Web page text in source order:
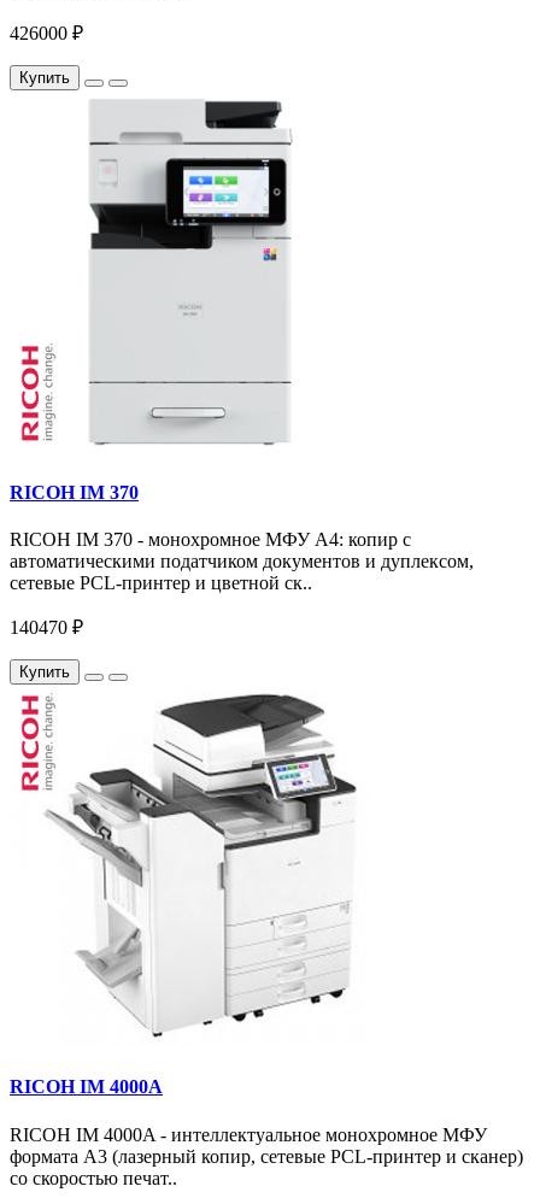
426000 ₽
Купить
RICOH IM 370
RICOH IM 370 - монохромное МФУ A4: копир с
автоматическими податчиком документов и дуплексом,
сетевые PCL-принтер и цветной ск..
140470 ₽
Купить
RICOH IM 4000A
RICOH IM 4000A - интеллектуальное монохромное МФУ
формата А3 (лазерный копир, сетевые PCL-принтер и сканер)
со скоростью печат..